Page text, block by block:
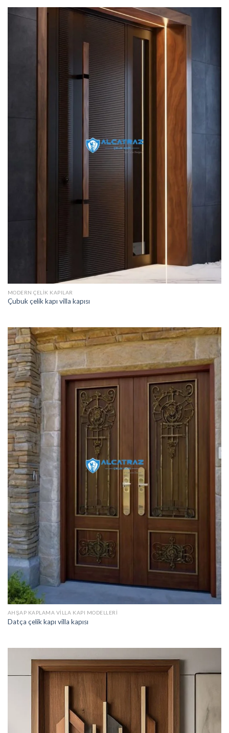
MODERN ÇELIK KAPILAR
Çubuk çelik kapı villa kapısı
AHŞAP KAPLAMA VILLA KAPI MODELLERI
Datça çelik kapı villa kapısı